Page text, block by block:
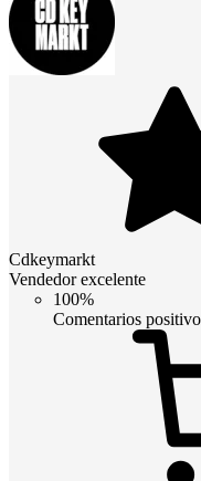
Cdkeymarkt
Vendedor excelente
100%
Comentarios